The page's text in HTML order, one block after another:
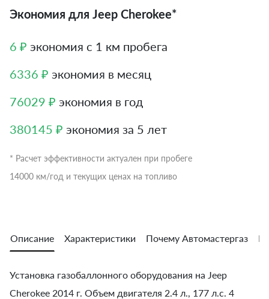
Экономия для Jeep Cherokee*
6 ₽ экономия с 1 км пробега
6336 ₽ экономия в месяц
76029 ₽ экономия в год
380145 ₽ экономия за 5 лет
* Расчет эффективности актуален при пробеге
14000 км/год и текущих ценах на топливо
Описание Характеристики Почему Автомастергаз
Установка газобаллонного оборудования на Jeep
Cherokee 2014 г. Объем двигателя 2.4 л., 177 л.с. 4